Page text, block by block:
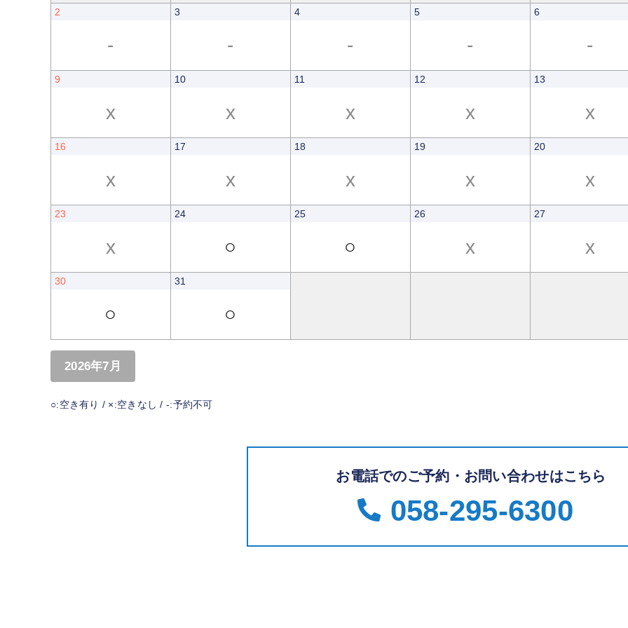
2
-
3
-
4
-
5
-
6
-
9
x
10
x
11
x
12
x
13
x
16
x
17
x
18
x
19
x
20
x
23
x
24
○
25
○
26
x
27
x
30
○
31
○
2026年7月
○:空き有り / ×:空きなし / -:予約不可
お電話でのご予約・お問い合わせはこちら
058-295-6300